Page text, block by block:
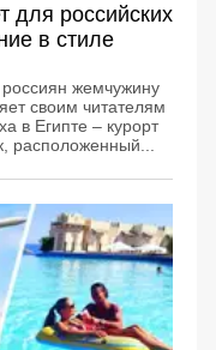
для российских
в стиле
жемчужину
своим читателям
в Египте – курорт
расположенный...